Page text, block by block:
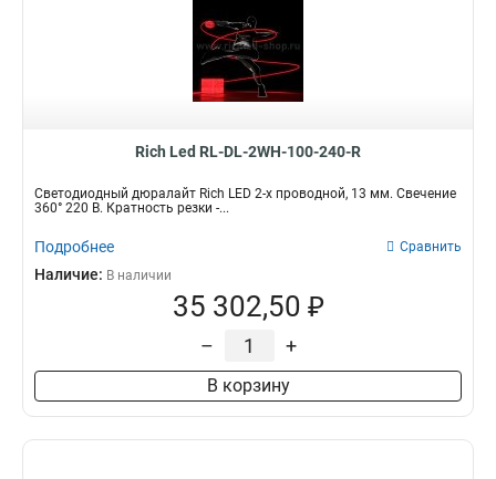
Rich Led RL-DL-2WH-100-240-R
Светодиодный дюралайт Rich LED 2-х проводной, 13 мм. Свечение
360° 220 В. Кратность резки -...
Подробнее Сравнить
Наличие: В наличии
35 302,50 ₽
– +
В корзину